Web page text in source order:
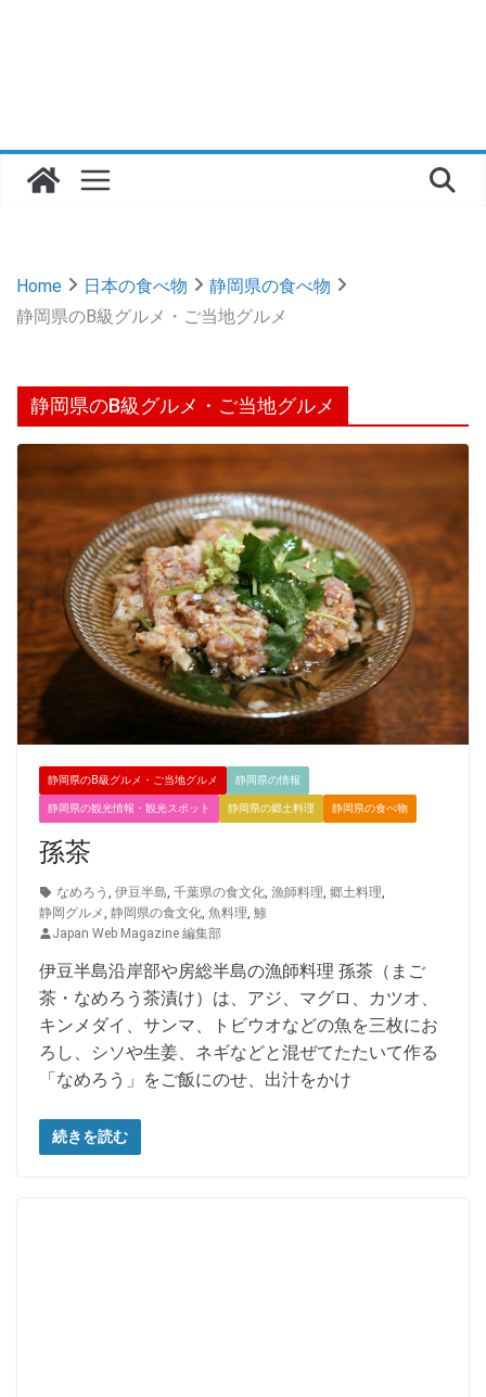
Home 日本の食べ物
静岡県の食べ物
静岡県のB級グルメ・ご当地グルメ
静岡県のB級グルメ・ご当地グルメ
静岡県のB級グルメ・ご当地グルメ 静岡県の情報
静岡県の観光情報・観光スポット 静岡県の郷土料理 静岡県の食べ物
孫茶
なめろう , 伊豆半島, 千葉県の食文化, 漁師料理, 郷土料理,
静岡グルメ, 静岡県の食文化, 魚料理, 鯵
Japan Web Magazine 編集部
伊豆半島沿岸部や房総半島の漁師料理 孫茶（まご
茶・なめろう茶漬け）は、アジ、マグロ、カツオ、
キンメダイ、サンマ、トビウオなどの魚を三枚にお
ろし、シソや生姜、ネギなどと混ぜてたたいて作る
「なめろう」をご飯にのせ、出汁をかけ
続きを読む